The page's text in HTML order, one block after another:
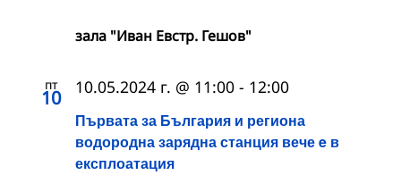
зала "Иван Евстр. Гешов"
пт
10
Първата за България и региона
водородна зарядна станция вече e в
експлоатация
10.05.2024 г. @ 11:00 - 12:00